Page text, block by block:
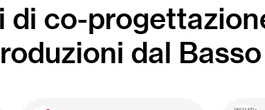
di co-
dal Basso